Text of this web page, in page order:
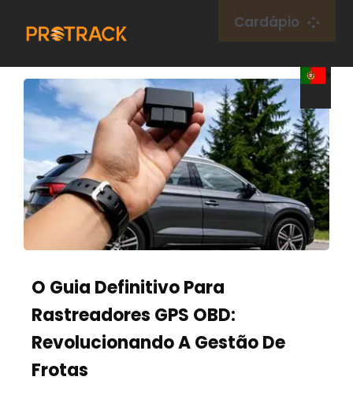
para
conteúdo
Cardápio
Lar
Rastreador GPS
Plataforma GPS
Cartão IoT
cobertura
Sobre nós
Contato
O Guia Definitivo Para
Rastreadores GPS OBD:
Revolucionando A Gestão De
Frotas